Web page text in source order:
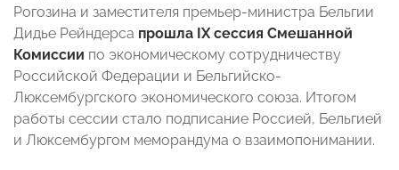
Рогозина и заместителя премьер-министра Бельгии
Дидье Рейндерса прошла IX сессия Смешанной
Комиссии по экономическому сотрудничеству
Российской Федерации и Бельгийско-
Люксембургского экономического союза. Итогом
работы сессии стало подписание Россией, Бельгией
и Люксембургом меморандума о взаимопонимании.